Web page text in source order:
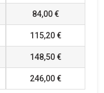
84,00 €
115,20 €
148,50 €
246,00 €